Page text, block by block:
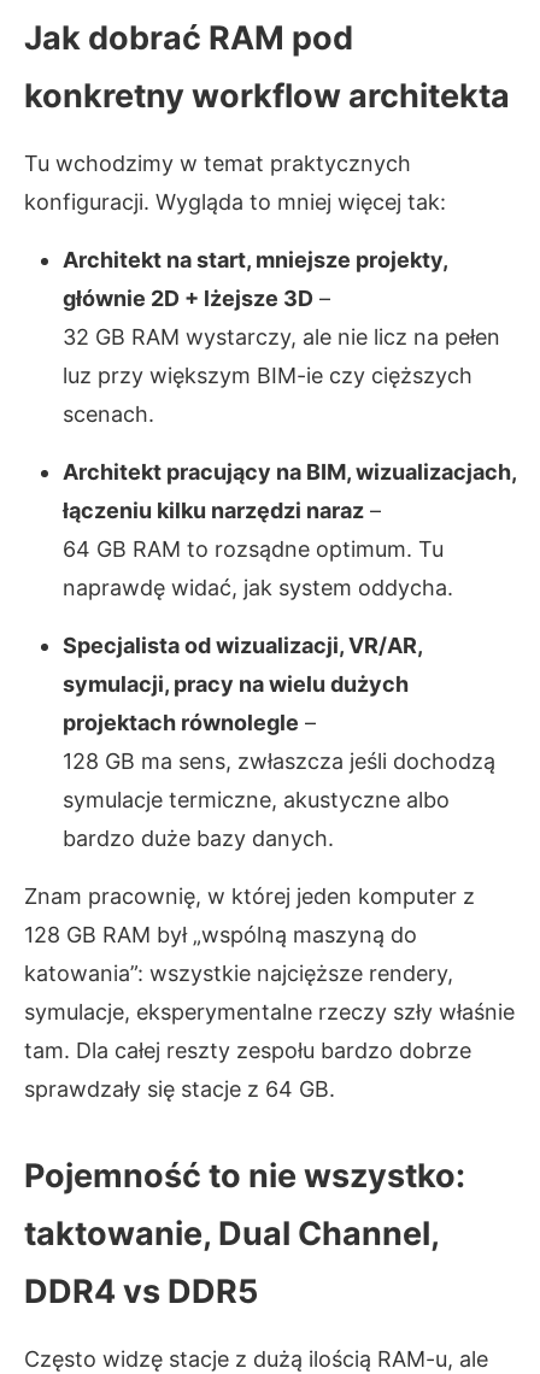
Jak dobrać RAM pod
konkretny workflow architekta
Tu wchodzimy w temat praktycznych
konfiguracji. Wygląda to mniej więcej tak:
Architekt na start, mniejsze projekty,
głównie 2D + lżejsze 3D –
32 GB RAM wystarczy, ale nie licz na pełen
luz przy większym BIM-ie czy cięższych
scenach.
Architekt pracujący na BIM, wizualizacjach,
łączeniu kilku narzędzi naraz –
64 GB RAM to rozsądne optimum. Tu
naprawdę widać, jak system oddycha.
Specjalista od wizualizacji, VR/AR,
symulacji, pracy na wielu dużych
projektach równolegle –
128 GB ma sens, zwłaszcza jeśli dochodzą
symulacje termiczne, akustyczne albo
bardzo duże bazy danych.
Znam pracownię, w której jeden komputer z
128 GB RAM był „wspólną maszyną do
katowania”: wszystkie najcięższe rendery,
symulacje, eksperymentalne rzeczy szły właśnie
tam. Dla całej reszty zespołu bardzo dobrze
sprawdzały się stacje z 64 GB.
Pojemność to nie wszystko:
taktowanie, Dual Channel,
DDR4 vs DDR5
Często widzę stacje z dużą ilością RAM-u, ale